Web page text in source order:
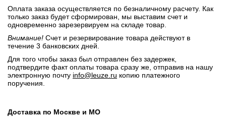
Оплата заказа осуществляется по безналичному расчету. Как
только заказ будет сформирован, мы выставим счет и
одновременно зарезервируем на складе товар.
Внимание! Счет и резервирование товара действуют в
течение 3 банковских дней.
Для того чтобы заказ был отправлен без задержек,
подтвердите факт оплаты товара сразу же, отправив на нашу
электронную почту info@leuze.ru копию платежного
поручения.
Доставка по Москве и МО